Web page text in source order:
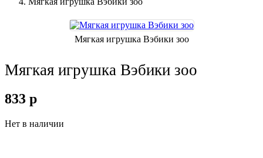
Мягкая игрушка Вэбики зоо
Мягкая игрушка Вэбики зоо
833 p
Нет в наличии